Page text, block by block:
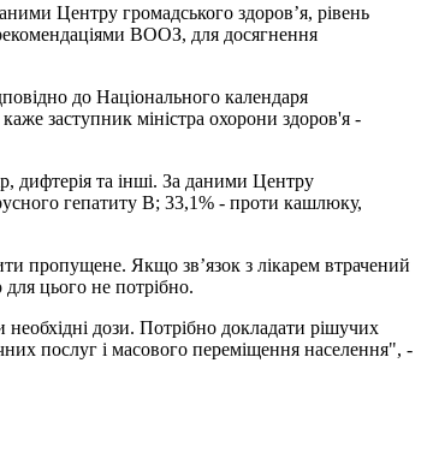
Центру громадського здоров’я, рівень
ВООЗ, для досягнення
до Національного календаря
заступник міністра охорони здоров'я -
дифтерія та інші. За даними Центру
гепатиту В; 33,1% - проти кашлюку,
пропущене. Якщо зв’язок з лікарем втрачений
цього не потрібно.
дози. Потрібно докладати рішучих
послуг і масового переміщення населення", -